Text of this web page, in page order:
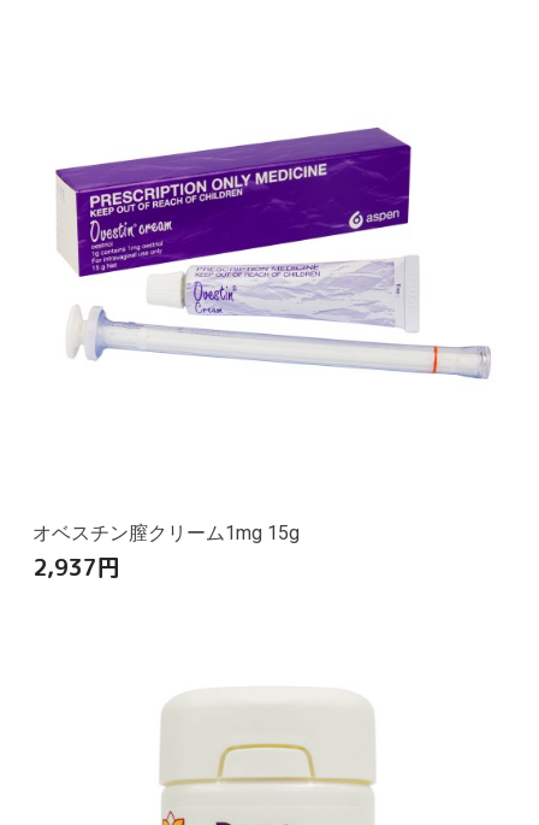
オベスチン膣クリーム1mg 15g
2,937円